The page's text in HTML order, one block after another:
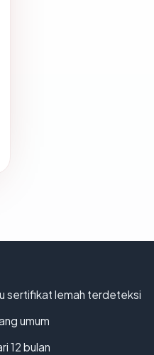
sertifikat lemah terdeteksi
umum
12 bulan